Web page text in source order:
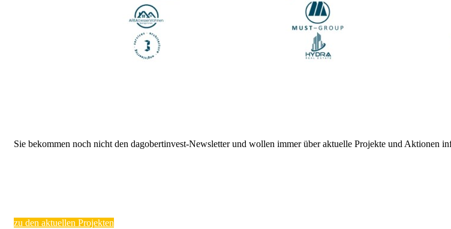
Sie bekommen noch nicht den dagobertinvest-Newsletter und wollen immer über aktuelle Projekte und Aktionen
zu den aktuellen Projekten